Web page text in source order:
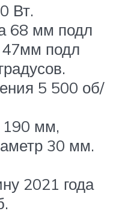
Вт.
68 мм подл
подл
5 500 об/
190 мм,
30 мм.
2021 года